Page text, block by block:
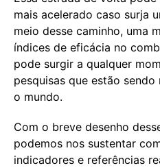
mais acelerado caso surja
meio desse caminho, uma
índices de eficácia no
pode surgir a qualquer
pesquisas que estão
o mundo.
Com o breve desenho
podemos nos sustentar
indicadores e referências